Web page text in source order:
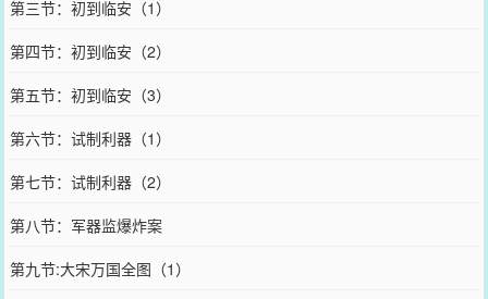
第三节：初到临安（1）
第四节：初到临安（2）
第五节：初到临安（3）
第六节：试制利器（1）
第七节：试制利器（2）
第八节：军器监爆炸案
第九节:大宋万国全图（1）